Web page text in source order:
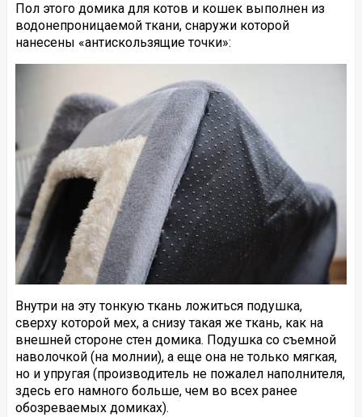
Пол этого домика для котов и кошек выполнен из
водонепроницаемой ткани, снаружи которой
нанесены «антискользящие точки»:
Внутри на эту тонкую ткань ложиться подушка,
сверху которой мех, а снизу такая же ткань, как на
внешней стороне стен домика. Подушка со съемной
наволочкой (на молнии), а еще она не только мягкая,
но и упругая (производитель не пожалел наполнителя,
здесь его намного больше, чем во всех ранее
обозреваемых домиках).